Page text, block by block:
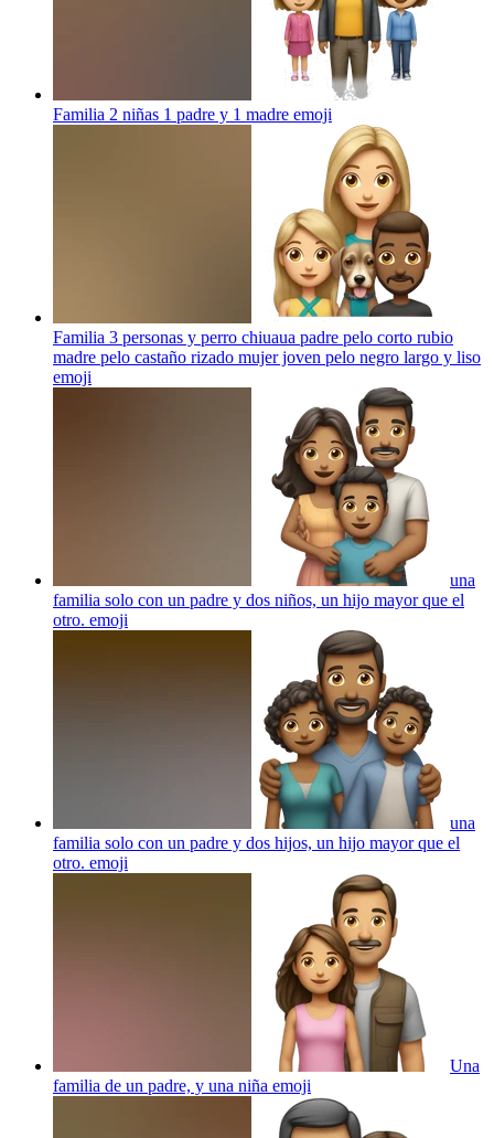
Familia 2 niñas 1 padre y 1 madre emoji
Familia 3 personas y perro chiuaua padre pelo corto rubio
madre pelo castaño rizado mujer joven pelo negro largo y liso
emoji
una
familia solo con un padre y dos niños, un hijo mayor que el
otro. emoji
una
familia solo con un padre y dos hijos, un hijo mayor que el
otro. emoji
Una
familia de un padre, y una niña emoji